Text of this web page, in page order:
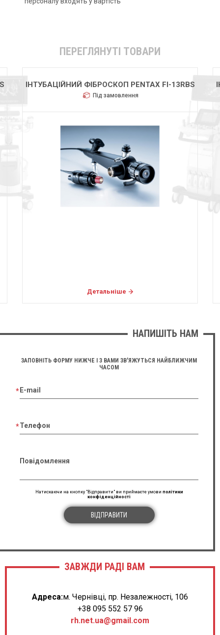
ПЕРЕГЛЯНУТІ ТОВАРИ
ІНТУБАЦІЙНИЙ ФІБРОСКОП PENTAX FI-13RBS
Під замовлення
Детальніше
НАПИШІТЬ НАМ
ЗАПОВНІТЬ ФОРМУ НИЖЧЕ І З ВАМИ ЗВ'ЯЖУТЬСЯ НАЙБЛИЖЧИМ
ЧАСОМ
E-mail
Телефон
Повідомлення
Натискаючи на кнопку "Відправити" ви приймаєте умови політики
конфіденційності
ВІДПРАВИТИ
ЗАВЖДИ РАДІ ВАМ
Адреса:м. Чернівці, пр. Незалежності, 106
+38 095 552 57 96
rh.net.ua@gmail.com